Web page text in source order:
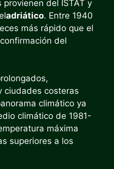
del ISTAT y
adriático. Entre 1940
más rápido que el
del
ciudades costeras
climático ya
climático de 1981-
máxima
superiores a los